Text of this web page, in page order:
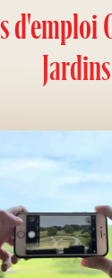
d'emploi
Jardins